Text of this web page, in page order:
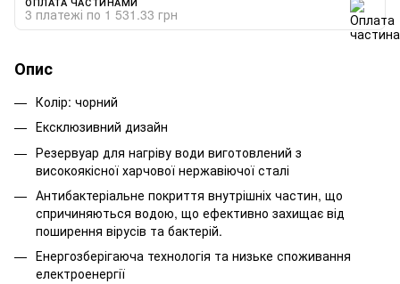
3 платежі по 1 531.33 грн
Опис
Колір: чорний
Ексклюзивний дизайн
Резервуар для нагріву води виготовлений з
високоякісної харчової нержавіючої сталі
Антибактеріальне покриття внутрішніх частин, що
спричиняються водою, що ефективно захищає від
поширення вірусів та бактерій.
Енергозберігаюча технологія та низьке споживання
електроенергії